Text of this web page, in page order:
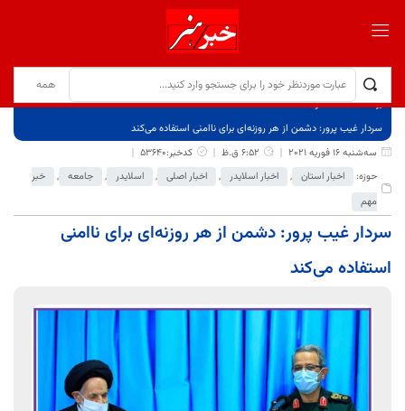
برگ نخست
نوشته‌ها
سردار غیب ‌پرور: دشمن از هر روزنه‌ای برای ناامنی استفاده می‌کند
سه‌شنبه 16 فوریه 2021
6:52 ق.ظ
کدخبر:53640
حوزه:
اخبار استان , اخبار اسلایدر , اخبار اصلی , اسلایدر , جامعه ,
خبر
مهم
سردار غیب ‌پرور: دشمن از هر روزنه‌ای برای ناامنی
استفاده می‌کند